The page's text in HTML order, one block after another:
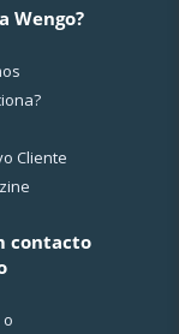
Wengo?
Cliente
contacto